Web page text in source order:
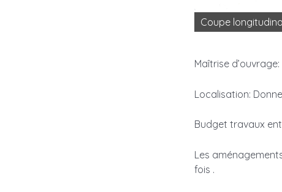
Coupe
Maîtrise
Localisation:
Budget travaux
Les
fois .